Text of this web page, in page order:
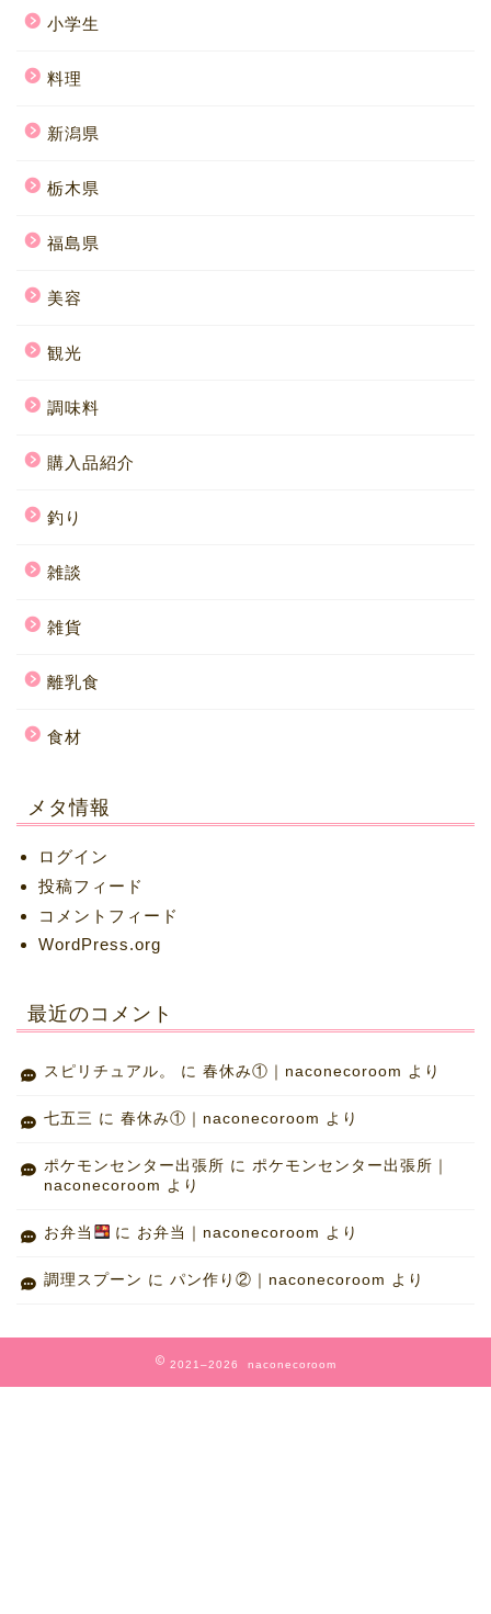
小学生
料理
新潟県
栃木県
福島県
美容
観光
調味料
購入品紹介
釣り
雑談
雑貨
離乳食
食材
メタ情報
ログイン
投稿フィード
コメントフィード
WordPress.org
最近のコメント
スピリチュアル。 に 春休み①｜naconecoroom より
七五三 に 春休み①｜naconecoroom より
ポケモンセンター出張所 に ポケモンセンター出張所｜
naconecoroom より
お弁当 に お弁当｜naconecoroom より
調理スプーン に パン作り②｜naconecoroom より
2021–2026 naconecoroom